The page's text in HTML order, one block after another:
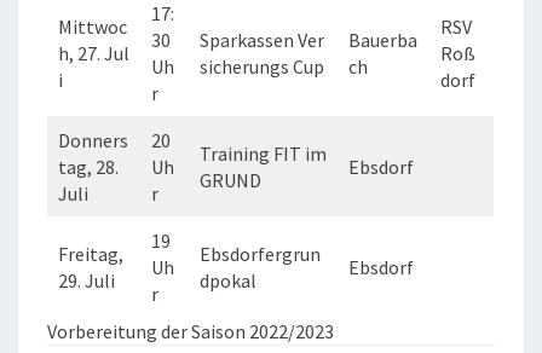
Mittwoc
h, 27. Jul
i
17:
30
Uh
r
Sparkassen Ver
sicherungs Cup
Bauerba
ch
RSV
Roß
dorf
Donners
tag, 28.
Juli
20
Uh
r
Training FIT im
GRUND
Ebsdorf
Freitag,
29. Juli
19
Uh
r
Ebsdorfergrun
dpokal
Ebsdorf
Vorbereitung der Saison 2022/2023